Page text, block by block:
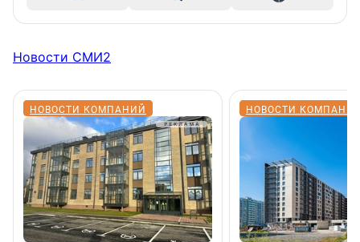
Новости СМИ2
НОВОСТИ КОМПАНИЙ НОВОСТИ